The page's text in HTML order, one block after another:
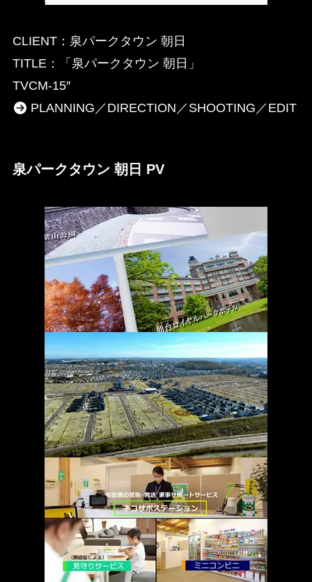
CLIENT：泉パークタウン 朝日
TITLE：「泉パークタウン 朝日」
TVCM-15″
PLANNING／DIRECTION／SHOOTING／EDIT
泉パークタウン 朝日 PV